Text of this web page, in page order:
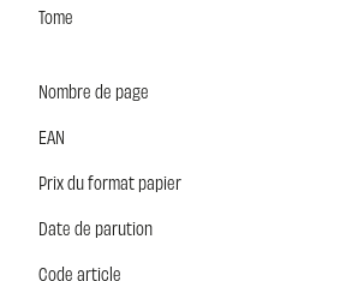
Tome
Nombre de page
EAN
Prix du format papier
Date de parution
Code article